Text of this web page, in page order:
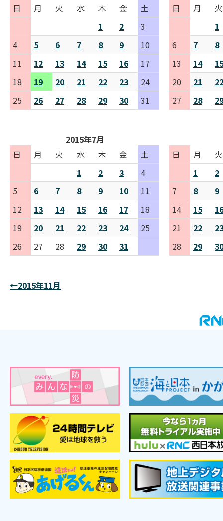
日 月 火 水 木 金
土
1
2
3
4
5 6 7 8 9
10
11
12 13 14 15 16
17
18
19 20 21 22 23
24
25
26 27 28 29 30 31
日 月
火
1
6
7
8
13
14
15
20
21
22
27
28 29
2015年7月
日
月 火 水 木 金
土
1
2 3
4
5
6 7 8 9 10
11
12
13 14 15 16 17
18
19
20 21 22 23 24
25
26
27 28 29 30 31
日 月
火
1
2
7
8
9
14
15
16
21
22
23
28
29 30
←2015年11月